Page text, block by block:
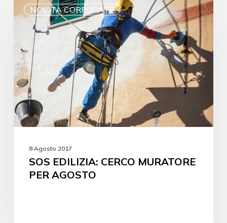
NOVITÀ CORPORATE
8 Agosto 2017
SOS EDILIZIA: CERCO MURATORE
PER AGOSTO